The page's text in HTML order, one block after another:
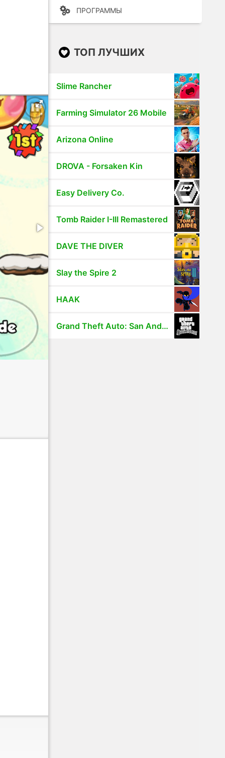
ПРОГРАММЫ
ТОП ЛУЧШИХ
Slime Rancher
Farming Simulator 26 Mobile
Arizona Online
DROVA - Forsaken Kin
Easy Delivery Co.
Tomb Raider I-III Remastered
DAVE THE DIVER
Slay the Spire 2
HAAK
Grand Theft Auto: San Andreas